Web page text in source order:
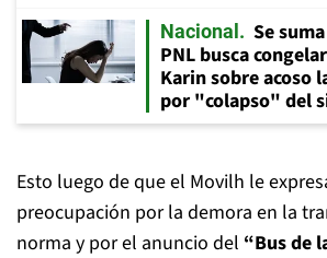
Nacional
Se
PNL busca
Karin sobre acoso
por "colapso" del
Esto luego de que el Movilh le
preocupación por la demora en la
norma y por el anuncio del “Bus de